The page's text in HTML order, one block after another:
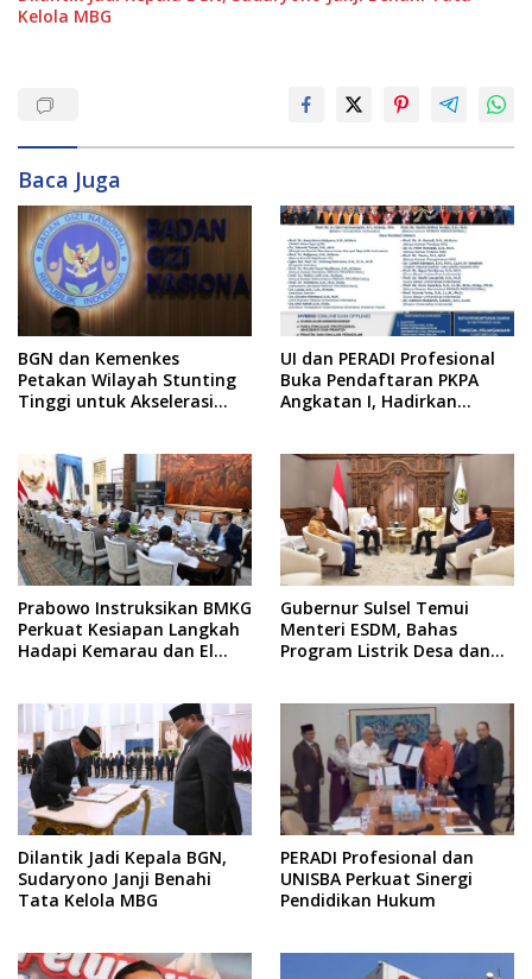
Kelola MBG
Baca Juga
BGN dan Kemenkes
Petakan Wilayah Stunting
Tinggi untuk Akselerasi
UI dan PERADI Profesional
Buka Pendaftaran PKPA
Angkatan I, Hadirkan
Prabowo Instruksikan BMKG
Perkuat Kesiapan Langkah
Hadapi Kemarau dan El
Gubernur Sulsel Temui
Menteri ESDM, Bahas
Program Listrik Desa dan
Dilantik Jadi Kepala BGN,
Sudaryono Janji Benahi
Tata Kelola MBG
PERADI Profesional dan
UNISBA Perkuat Sinergi
Pendidikan Hukum